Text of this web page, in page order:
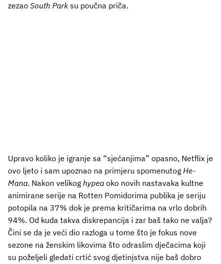
zezao South Parksu poučna priča.
Upravo koliko je igranje sa “sjećanjima” opasno, Netflix je
ovo ljeto i sam upoznao na primjeru spomenutog He-
Mana. Nakon velikog hypea oko novih nastavaka kultne
animirane serije na Rotten Pomidorima publika je seriju
potopila na 37% dok je prema kritičarima na vrlo dobrih
94%. Od kuda takva diskrepancija i zar baš tako ne valja?
Čini se da je veći dio razloga u tome što je fokus nove
sezone na ženskim likovima što odraslim dječacima koji
su poželjeli gledati crtić svog djetinjstva nije baš dobro